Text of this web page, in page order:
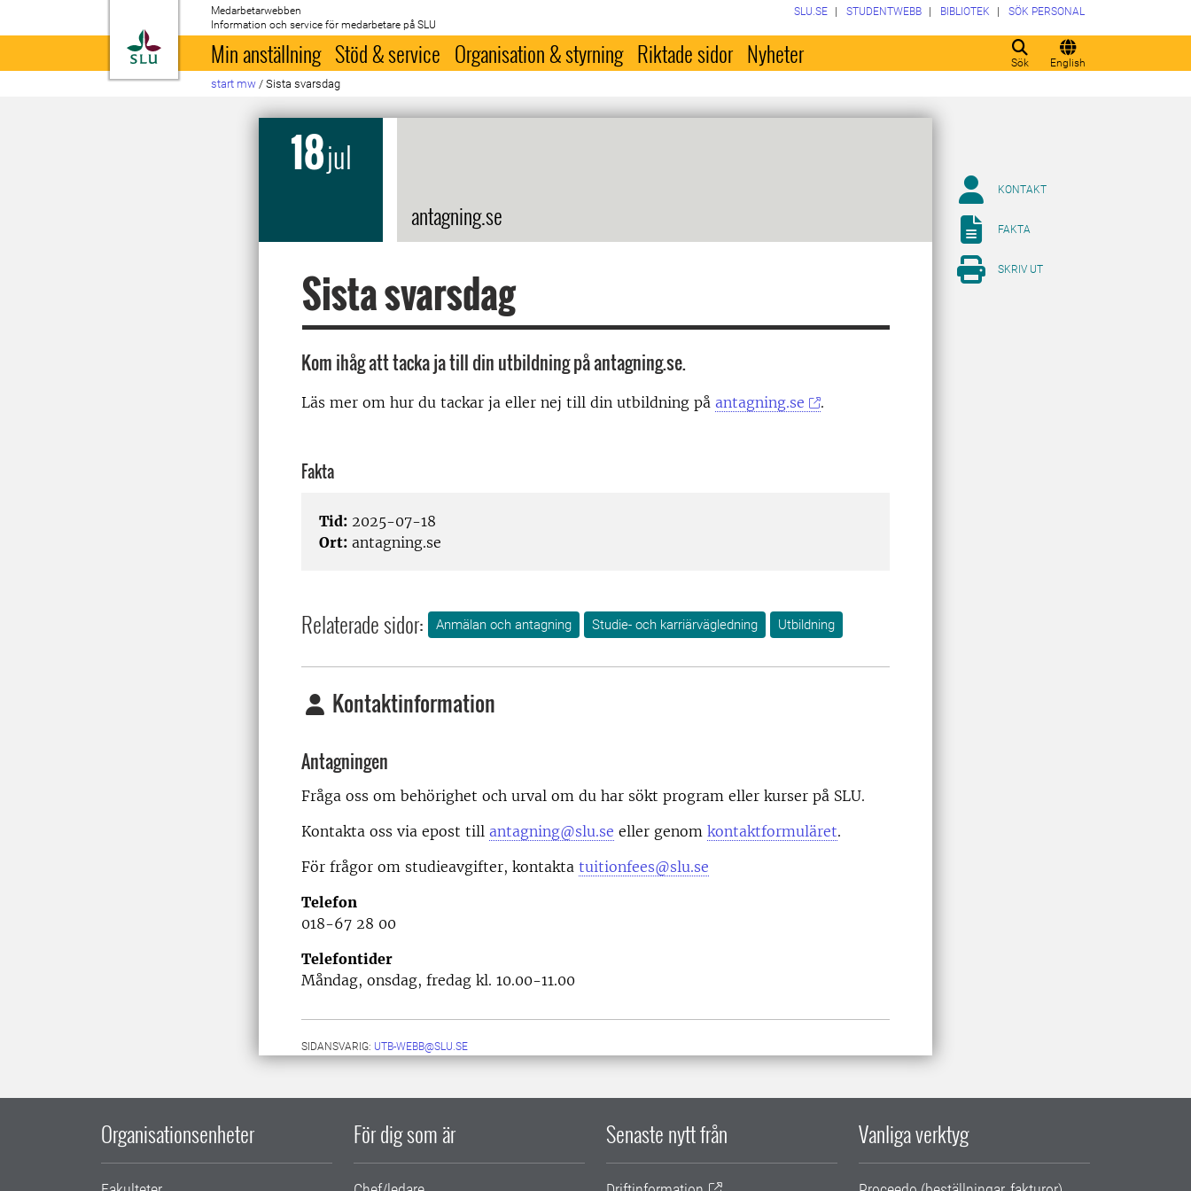
Till startsida
Medarbetarwebben
Information och service för medarbetare på SLU
Sök English
SLU.SE STUDENTWEBB BIBLIOTEK SÖK PERSONAL
Min anställning Stöd & service Organisation & styrning Riktade sidor Nyheter
start mw / Sista svarsdag
18jul
antagning.se
Sista svarsdag
Kom ihåg att tacka ja till din utbildning på antagning.se.
Läs mer om hur du tackar ja eller nej till din utbildning på antagning.se .
Fakta
Tid: 2025-07-18
Ort: antagning.se
Relaterade sidor: Anmälan och antagning Studie- och karriärvägledning Utbildning
Kontaktinformation
Antagningen
Fråga oss om behörighet och urval om du har sökt program eller kurser på SLU.
Kontakta oss via epost till antagning@slu.se eller genom kontaktformuläret.
För frågor om studieavgifter, kontakta tuitionfees@slu.se
Telefon
018-67 28 00
Telefontider
Måndag, onsdag, fredag kl. 10.00-11.00
SIDANSVARIG: UTB-WEBB@SLU.SE
KONTAKT
FAKTA
SKRIV UT
Organisationsenheter För dig som är Senaste nytt från Vanliga verktyg